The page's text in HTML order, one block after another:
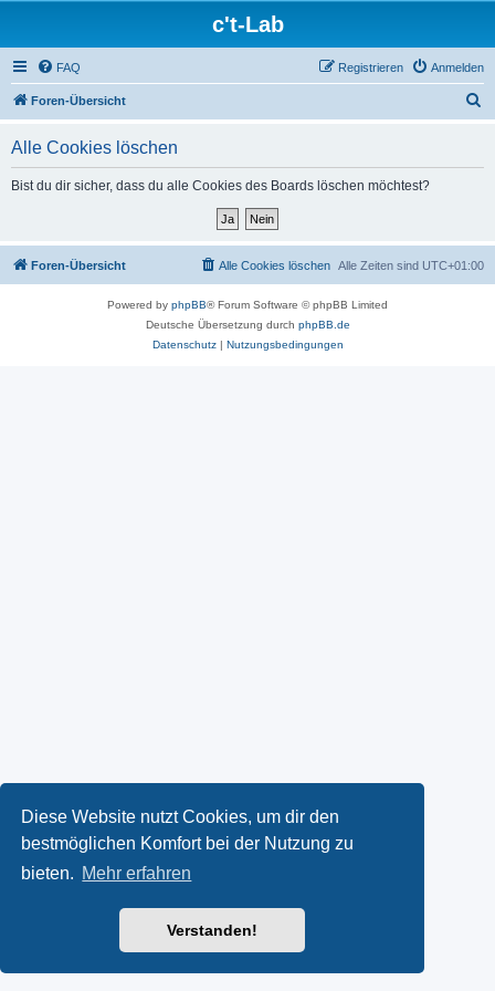
Diese Website nutzt Cookies, um dir den
bestmöglichen Komfort bei der Nutzung zu
bieten. Mehr erfahren
Verstanden!
c't-Lab
FAQ Anmelden
Registrieren
Foren-Übersicht
Alle Cookies löschen
Bist du dir sicher, dass du alle Cookies des Boards löschen möchtest?
Foren-Übersicht Alle Zeiten sind UTC+01:00
Alle Cookies löschen
Powered by phpBB® Forum Software © phpBB Limited
Deutsche Übersetzung durch phpBB.de
Datenschutz| Nutzungsbedingungen